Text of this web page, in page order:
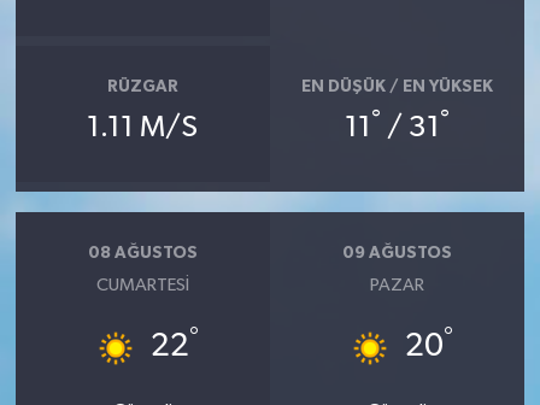
RÜZGAR
1.11 M/S
EN DÜŞÜK / EN YÜKSEK
11 ° / 31 °
08 AĞUSTOS
CUMARTESI
22°
09 AĞUSTOS
PAZAR
20°